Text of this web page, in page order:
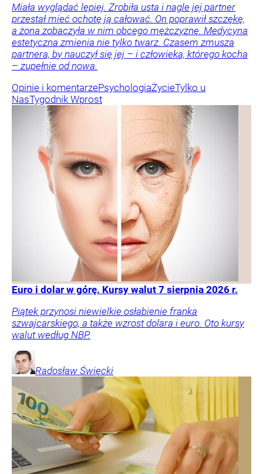
Miała wyglądać lepiej. Zrobiła usta i nagle jej partner
przestał mieć ochotę ją całować. On poprawił szczękę,
a żona zobaczyła w nim obcego mężczyznę. Medycyna
estetyczna zmienia nie tylko twarz. Czasem zmusza
partnera, by nauczył się jej – i człowieka, którego kocha
– zupełnie od nowa.
Opinie i komentarzePsychologiaŻycieTylko u
NasTygodnik Wprost
Euro i dolar w górę. Kursy walut 7 sierpnia 2026 r.
Piątek przynosi niewielkie osłabienie franka
szwajcarskiego, a także wzrost dolara i euro. Oto kursy
walut według NBP.
Radosław Święcki